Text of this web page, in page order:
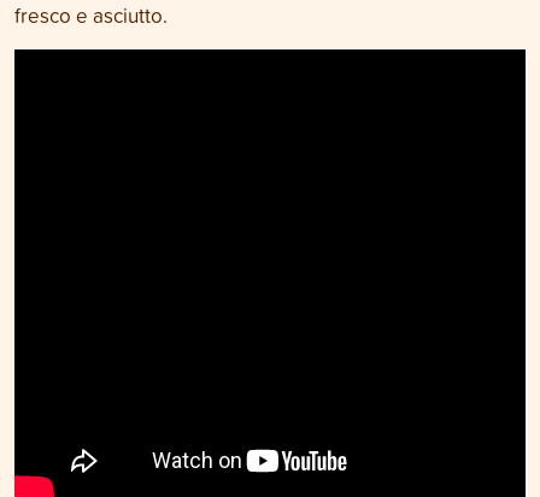
fresco e asciutto.